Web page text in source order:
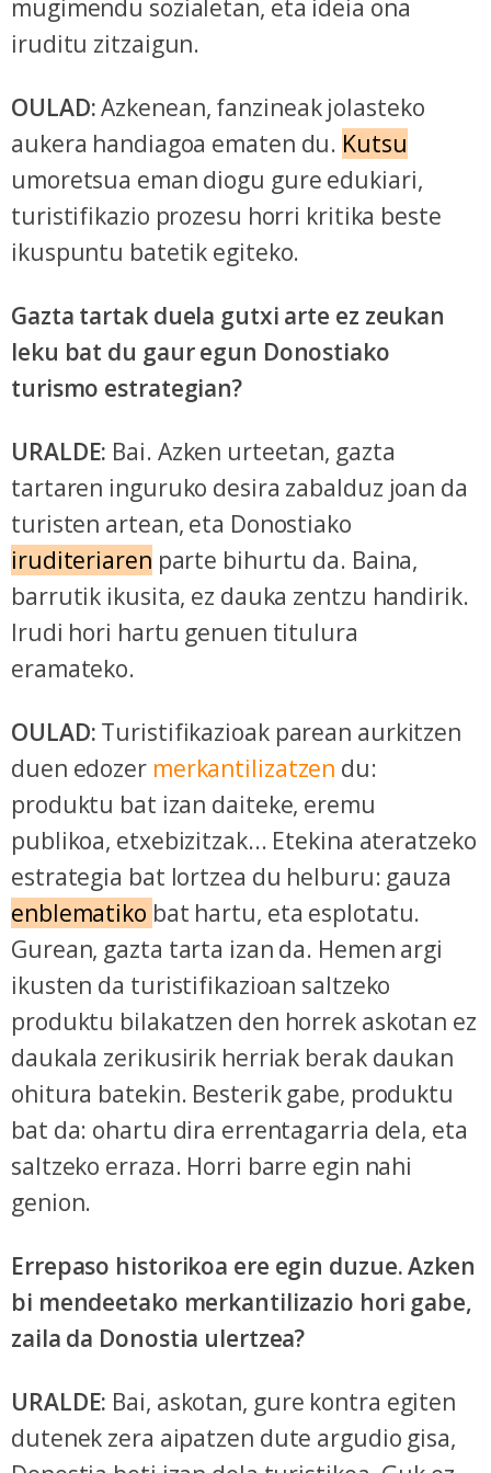
mugimendu sozialetan, eta ideia ona
iruditu zitzaigun.
OULAD:Azkenean, fanzineak jolasteko
aukera handiagoa ematen du. Kutsu
umoretsua eman diogu gure edukiari,
turistifikazio prozesu horri kritika beste
ikuspuntu batetik egiteko.
Gazta tartak duela gutxi arte ez zeukan
leku bat du gaur egun Donostiako
turismo estrategian?
URALDE: Bai. Azken urteetan, gazta
tartaren inguruko desira zabalduz joan da
turisten artean, eta Donostiako
iruditeriaren parte bihurtu da. Baina,
barrutik ikusita, ez dauka zentzu handirik.
Irudi hori hartu genuen titulura
eramateko.
OULAD: Turistifikazioak parean aurkitzen
duen edozer merkantilizatzen du:
produktu bat izan daiteke, eremu
publikoa, etxebizitzak... Etekina ateratzeko
estrategia bat lortzea du helburu: gauza
enblematiko bat hartu, eta esplotatu.
Gurean, gazta tarta izan da. Hemen argi
ikusten da turistifikazioan saltzeko
produktu bilakatzen den horrek askotan ez
daukala zerikusirik herriak berak daukan
ohitura batekin. Besterik gabe, produktu
bat da: ohartu dira errentagarria dela, eta
saltzeko erraza. Horri barre egin nahi
genion.
Errepaso historikoa ere egin duzue. Azken
bi mendeetako merkantilizazio hori gabe,
zaila da Donostia ulertzea?
URALDE: Bai, askotan, gure kontra egiten
dutenek zera aipatzen dute argudio gisa,